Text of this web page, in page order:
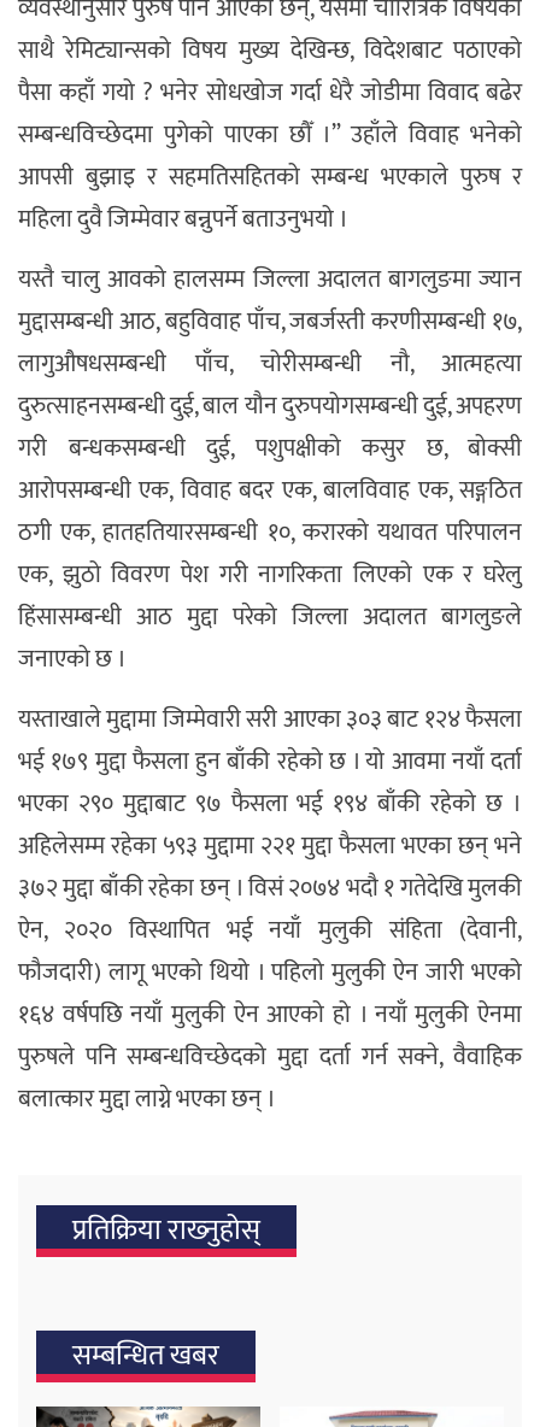
व्यवस्थानुसार पुरुष पनि आएका छन्, यसमा चारित्रिक विषयका
साथै रेमिट्यान्सको विषय मुख्य देखिन्छ, विदेशबाट पठाएको
पैसा कहाँ गयो ? भनेर सोधखोज गर्दा धेरै जोडीमा विवाद बढेर
सम्बन्धविच्छेदमा पुगेको पाएका छौँ ।” उहाँले विवाह भनेको
आपसी बुझाइ र सहमतिसहितको सम्बन्ध भएकाले पुरुष र
महिला दुवै जिम्मेवार बन्नुपर्ने बताउनुभयो ।
यस्तै चालु आवको हालसम्म जिल्ला अदालत बागलुङमा ज्यान
मुद्दासम्बन्धी आठ, बहुविवाह पाँच, जबर्जस्ती करणीसम्बन्धी १७,
लागुऔषधसम्बन्धी पाँच, चोरीसम्बन्धी नौ, आत्महत्या
दुरुत्साहनसम्बन्धी दुई, बाल यौन दुरुपयोगसम्बन्धी दुई, अपहरण
गरी बन्धकसम्बन्धी दुई, पशुपक्षीको कसुर छ, बोक्सी
आरोपसम्बन्धी एक, विवाह बदर एक, बालविवाह एक, सङ्गठित
ठगी एक, हातहतियारसम्बन्धी १०, करारको यथावत परिपालन
एक, झुठो विवरण पेश गरी नागरिकता लिएको एक र घरेलु
हिंसासम्बन्धी आठ मुद्दा परेको जिल्ला अदालत बागलुङले
जनाएको छ ।
यस्ताखाले मुद्दामा जिम्मेवारी सरी आएका ३०३ बाट १२४ फैसला
भई १७९ मुद्दा फैसला हुन बाँकी रहेको छ । यो आवमा नयाँ दर्ता
भएका २९० मुद्दाबाट ९७ फैसला भई १९४ बाँकी रहेको छ ।
अहिलेसम्म रहेका ५९३ मुद्दामा २२१ मुद्दा फैसला भएका छन् भने
३७२ मुद्दा बाँकी रहेका छन् । विसं २०७४ भदौ १ गतेदेखि मुलकी
ऐन, २०२० विस्थापित भई नयाँ मुलुकी संहिता (देवानी,
फौजदारी) लागू भएको थियो । पहिलो मुलुकी ऐन जारी भएको
१६४ वर्षपछि नयाँ मुलुकी ऐन आएको हो । नयाँ मुलुकी ऐनमा
पुरुषले पनि सम्बन्धविच्छेदको मुद्दा दर्ता गर्न सक्ने, वैवाहिक
बलात्कार मुद्दा लाग्ने भएका छन् ।
प्रतिक्रिया राख्‍नुहोस्
सम्बन्धित खबर